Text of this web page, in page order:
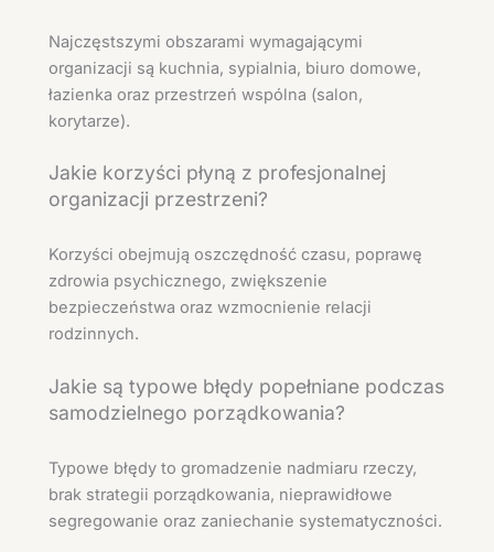
Najczęstszymi obszarami wymagającymi
organizacji są kuchnia, sypialnia, biuro domowe,
łazienka oraz przestrzeń wspólna (salon,
korytarze).
Jakie korzyści płyną z profesjonalnej
organizacji przestrzeni?
Korzyści obejmują oszczędność czasu, poprawę
zdrowia psychicznego, zwiększenie
bezpieczeństwa oraz wzmocnienie relacji
rodzinnych.
Jakie są typowe błędy popełniane podczas
samodzielnego porządkowania?
Typowe błędy to gromadzenie nadmiaru rzeczy,
brak strategii porządkowania, nieprawidłowe
segregowanie oraz zaniechanie systematyczności.